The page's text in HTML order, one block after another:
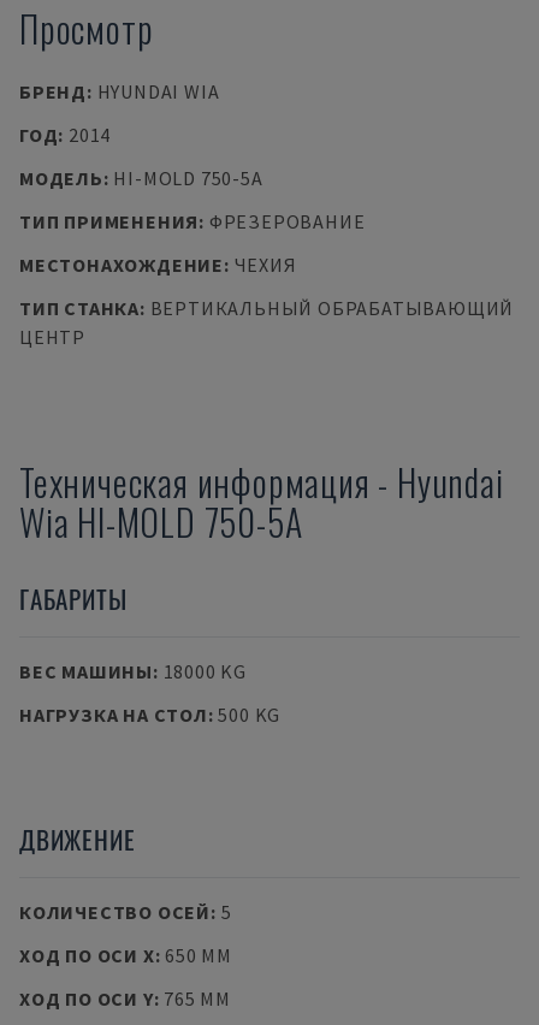
Просмотр
БРЕНД: HYUNDAI WIA
ГОД: 2014
МОДЕЛЬ: HI-MOLD 750-5A
ТИП ПРИМЕНЕНИЯ: ФРЕЗЕРОВАНИЕ
МЕСТОНАХОЖДЕНИЕ: ЧЕХИЯ
ТИП СТАНКА: ВЕРТИКАЛЬНЫЙ ОБРАБАТЫВАЮЩИЙ
ЦЕНТР
Техническая информация - Hyundai
Wia HI-MOLD 750-5A
ГАБАРИТЫ
ВЕС МАШИНЫ: 18000 KG
НАГРУЗКА НА СТОЛ:500 KG
ДВИЖЕНИЕ
КОЛИЧЕСТВО ОСЕЙ: 5
ХОД ПО ОСИ X: 650 MM
ХОД ПО ОСИ Y: 765 MM